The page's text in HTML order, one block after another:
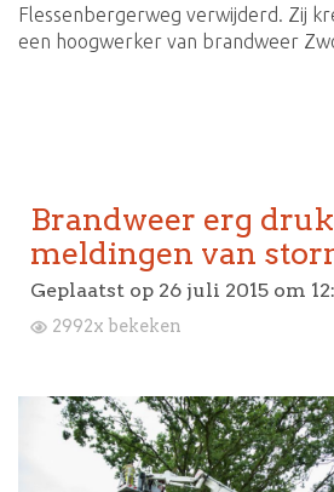
Flessenbergerweg verwijderd. Zij
een hoogwerker van brandweer
Brandweer erg
meldingen van
Geplaatst op 26 juli 2015 om
2992x bekeken